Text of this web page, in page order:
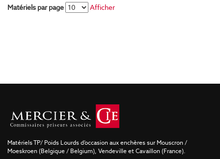
Matériels par page Afficher
Matériels TP/ Poids Lourds d’occasion aux enchères sur Mouscron /
Moeskroen (Belgique / Belgium), Vendeville et Cavaillon (France).